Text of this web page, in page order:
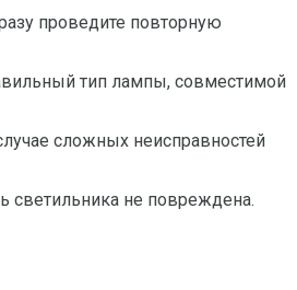
проведите повторную
тип лампы, совместимой
сложных неисправностей
светильника не повреждена.